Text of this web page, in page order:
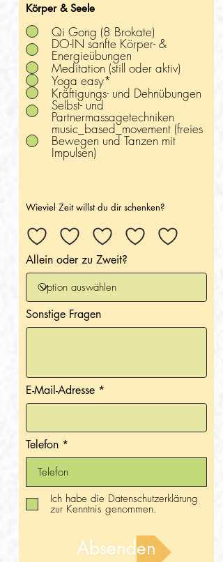
Körper & Seele
Qi Gong (8 Brokate)
DO-IN sanfte Körper- &
Energieübungen
Meditation (still oder aktiv)
Yoga easy*
Kräftigungs- und Dehnübungen
Selbst- und
Partnermassagetechniken
music_based_movement (freies
Bewegen und Tanzen mit
Impulsen)
Wieviel Zeit willst du dir schenken?
Allein oder zu Zweit?
Sonstige Fragen
E-Mail-Adresse
Telefon
Ich habe die Datenschutzerklärung
zur Kenntnis genommen.
Absenden